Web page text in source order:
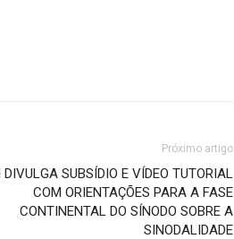
Próximo artigo
SUBSÍDIO E VÍDEO TUTORIAL
COM ORIENTAÇÕES PARA A FASE
CONTINENTAL DO SÍNODO SOBRE A
SINODALIDADE